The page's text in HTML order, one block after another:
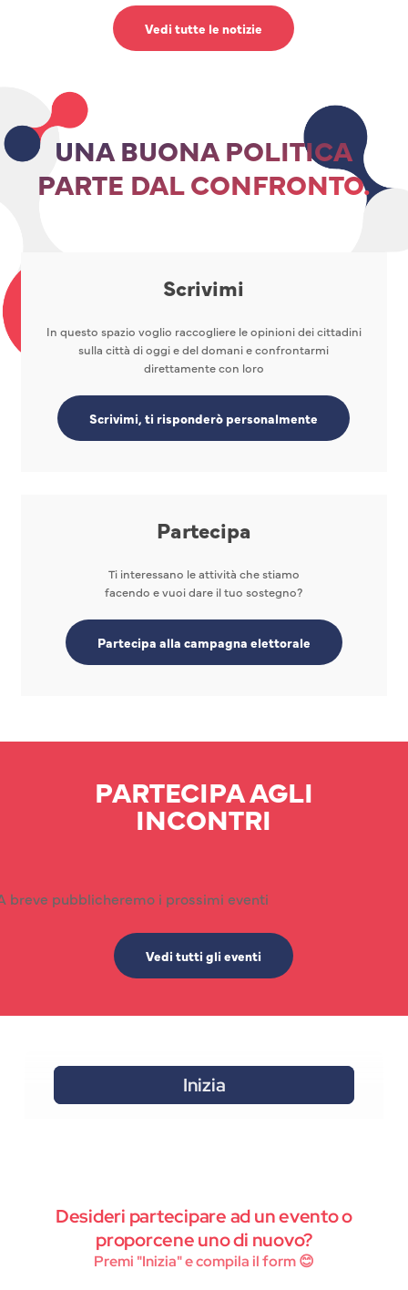
Vedi tutte le notizie
UNA BUONA POLITICA
PARTE DAL CONFRONTO.
Scrivimi
In questo spazio voglio raccogliere le opinioni dei cittadini
sulla città di oggi e del domani e confrontarmi
direttamente con loro
Scrivimi, ti risponderò personalmente
Partecipa
Ti interessano le attività che stiamo
facendo e vuoi dare il tuo sostegno?
Partecipa alla campagna elettorale
PARTECIPA AGLI
INCONTRI
breve pubblicheremo i prossimi eventi
Vedi tutti gli eventi